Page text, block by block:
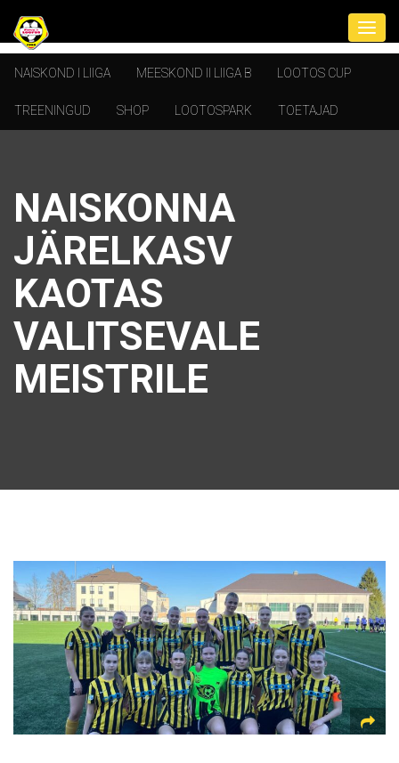
NAISKOND I LIIGA MEESKOND II LIIGA B LOOTOS CUP
TREENINGUD SHOP LOOTOSPARK TOETAJAD
NAISKONNA
JÄRELKASV
KAOTAS
VALITSEVALE
MEISTRILE